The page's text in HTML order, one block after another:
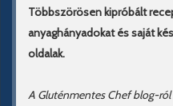
Többszörösen kipróbált
anyaghányadokat és saját
oldalak.
A Gluténmentes Chef blog-